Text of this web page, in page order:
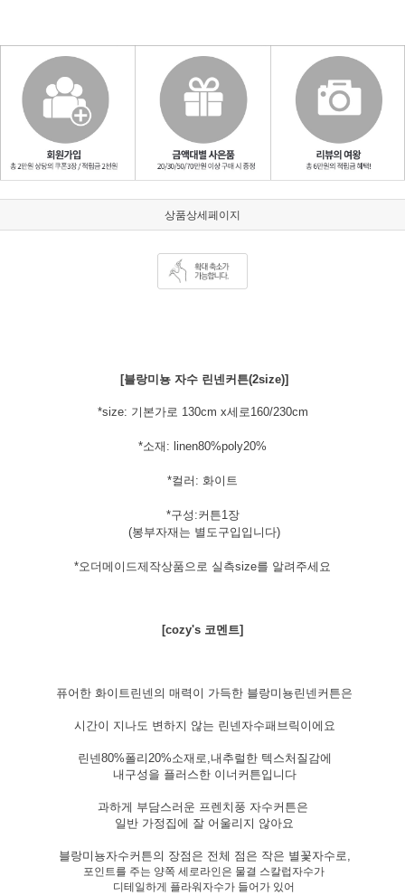
상품상세페이지
[블랑미뇽 자수 린넨커튼(2size)]
*size: 기본가로 130cm x세로160/230cm
*소재: linen80%poly20%
*컬러: 화이트
*구성:커튼1장
(봉부자재는 별도구입입니다)
*오더메이드제작상품으로 실측size를 알려주세요
[cozy's 코멘트]
퓨어한 화이트린넨의 매력이 가득한 블랑미뇽린넨커튼은
시간이 지나도 변하지 않는 린넨자수패브릭이에요
린넨80%폴리20%소재로,내추럴한 텍스처질감에
내구성을 플러스한 이너커튼입니다
과하게 부담스러운 프렌치풍 자수커튼은
일반 가정집에 잘 어울리지 않아요
블랑미뇽자수커튼의 장점은 전체 점은 작은 별꽃자수로,
포인트를 주는 양쪽 세로라인은 물결 스칼럽자수가
디테일하게 플라워자수가 들어가 있어